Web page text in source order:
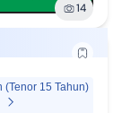
14
(Tenor 15 Tahun)